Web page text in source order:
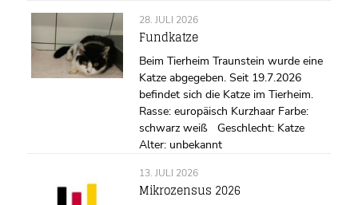
28. JULI 2026
Fundkatze
Beim Tierheim Traunstein wurde eine
Katze abgegeben. Seit 19.7.2026
befindet sich die Katze im Tierheim.
Rasse: europäisch Kurzhaar Farbe:
schwarz weiß Geschlecht: Katze
Alter: unbekannt
13. JULI 2026
Mikrozensus 2026